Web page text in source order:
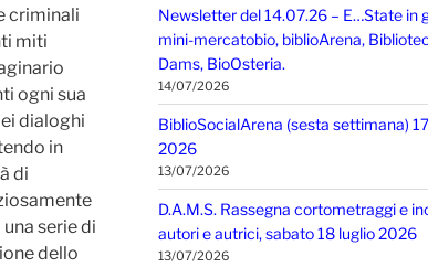
criminali
miti
ogni sua
dialoghi
in
di
serie di
dello
Newsletter del 14.07.26 – E…State in
mini-mercatobio, biblioArena,
Dams, BioOsteria.
14/07/2026
BiblioSocialArena (sesta settimana)
2026
13/07/2026
D.A.M.S. Rassegna cortometraggi e
autori e autrici, sabato 18 luglio 2026
13/07/2026